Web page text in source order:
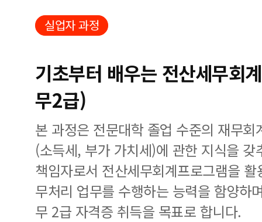
실업자 과정
기초부터 배우는 전산세무회
무2급)
본 과정은 전문대학 졸업 수준의 재무
(소득세, 부가 가치세)에 관한 지식을
책임자로서 전산세무회계프로그램을
무처리 업무를 수행하는 능력을 함양하
무 2급 자격증 취득을 목표로 합니다.